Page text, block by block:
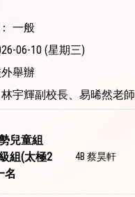
一般
06-10 (星期三)
舉辦
宇輝副校長、易晞然老師
兒童組
組(太極2
名
4B 蔡昊軒